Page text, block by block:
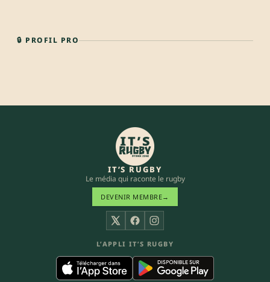
🔒 PROFIL PRO
IT’S RUGBY
Le média qui raconte le rugby
DEVENIR MEMBRE→
X FacebookInstagram
L’APPLI IT’S RUGBY